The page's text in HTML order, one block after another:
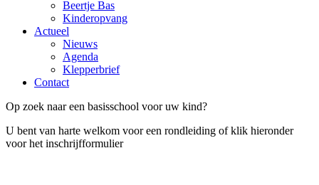
Beertje Bas
Kinderopvang
Actueel
Nieuws
Agenda
Klepperbrief
Contact
Op zoek naar een basisschool voor uw kind?
U bent van harte welkom voor een rondleiding of klik hieronder
voor het inschrijfformulier